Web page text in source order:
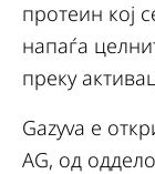
протеин кој
напаѓа
преку
Gazyva е
AG, од